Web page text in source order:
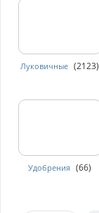
Луковичные (2123)
Удобрения (66)